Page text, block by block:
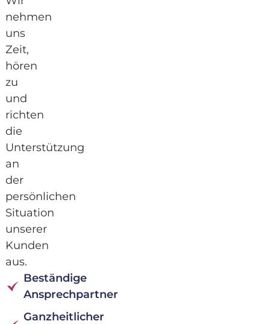
nehmen
uns
Zeit,
hören
zu
und
richten
die
Unterstützung
an
der
persönlichen
Situation
unserer
Kunden
aus.
Beständige
Ansprechpartner
Ganzheitlicher